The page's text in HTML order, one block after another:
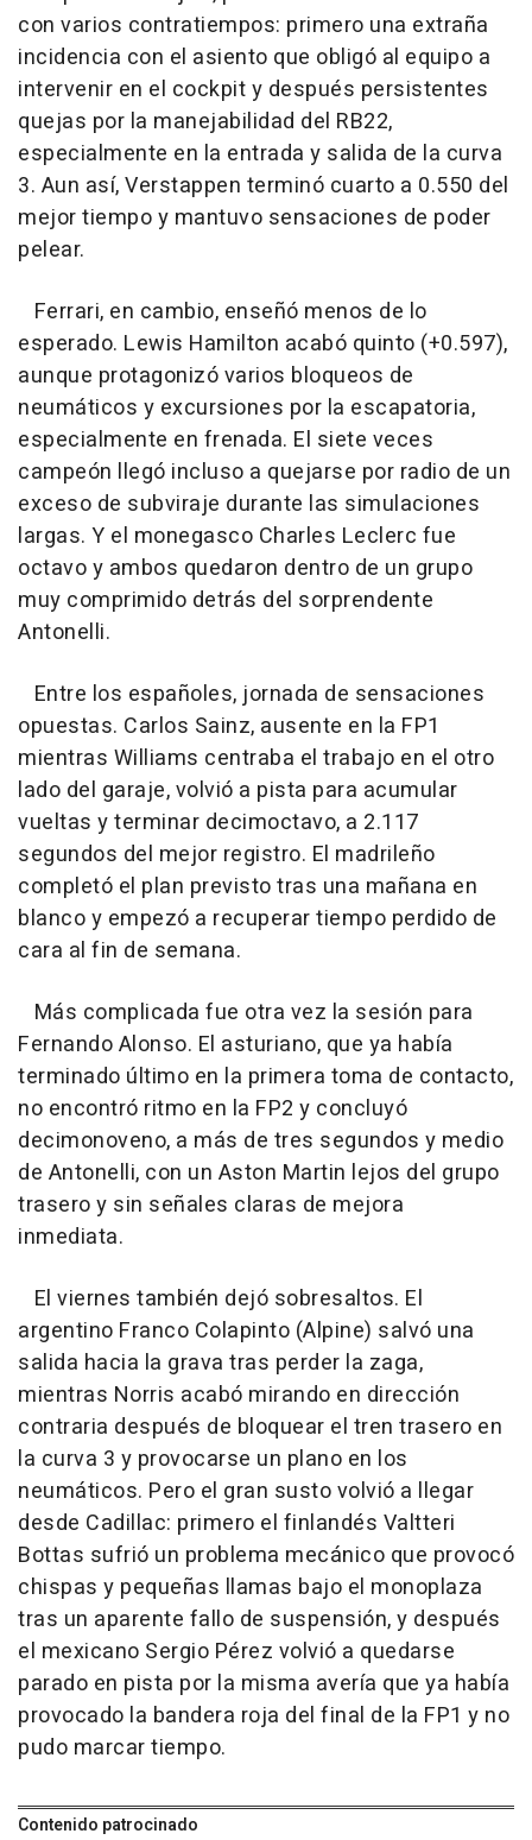
con varios contratiempos: primero una extraña
incidencia con el asiento que obligó al equipo a
intervenir en el cockpit y después persistentes
quejas por la manejabilidad del RB22,
especialmente en la entrada y salida de la curva
3. Aun así, Verstappen terminó cuarto a 0.550 del
mejor tiempo y mantuvo sensaciones de poder
pelear.
Ferrari, en cambio, enseñó menos de lo
esperado. Lewis Hamilton acabó quinto (+0.597),
aunque protagonizó varios bloqueos de
neumáticos y excursiones por la escapatoria,
especialmente en frenada. El siete veces
campeón llegó incluso a quejarse por radio de un
exceso de subviraje durante las simulaciones
largas. Y el monegasco Charles Leclerc fue
octavo y ambos quedaron dentro de un grupo
muy comprimido detrás del sorprendente
Antonelli.
Entre los españoles, jornada de sensaciones
opuestas. Carlos Sainz, ausente en la FP1
mientras Williams centraba el trabajo en el otro
lado del garaje, volvió a pista para acumular
vueltas y terminar decimoctavo, a 2.117
segundos del mejor registro. El madrileño
completó el plan previsto tras una mañana en
blanco y empezó a recuperar tiempo perdido de
cara al fin de semana.
Más complicada fue otra vez la sesión para
Fernando Alonso. El asturiano, que ya había
terminado último en la primera toma de contacto,
no encontró ritmo en la FP2 y concluyó
decimonoveno, a más de tres segundos y medio
de Antonelli, con un Aston Martin lejos del grupo
trasero y sin señales claras de mejora
inmediata.
El viernes también dejó sobresaltos. El
argentino Franco Colapinto (Alpine) salvó una
salida hacia la grava tras perder la zaga,
mientras Norris acabó mirando en dirección
contraria después de bloquear el tren trasero en
la curva 3 y provocarse un plano en los
neumáticos. Pero el gran susto volvió a llegar
desde Cadillac: primero el finlandés Valtteri
Bottas sufrió un problema mecánico que provocó
chispas y pequeñas llamas bajo el monoplaza
tras un aparente fallo de suspensión, y después
el mexicano Sergio Pérez volvió a quedarse
parado en pista por la misma avería que ya había
provocado la bandera roja del final de la FP1 y no
pudo marcar tiempo.
Contenido patrocinado